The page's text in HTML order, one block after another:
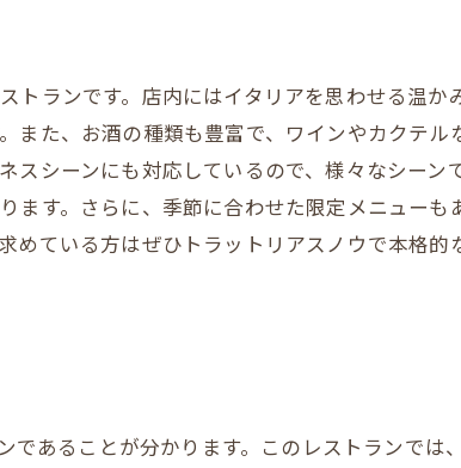
トランです。店内にはイタリアを思わせる温
また、お酒の種類も豊富で、ワインやカクテ
スシーンにも対応しているので、様々なシー
ます。さらに、季節に合わせた限定メニュー
めている方はぜひトラットリアスノウで本格
あることが分かります。このレストランでは